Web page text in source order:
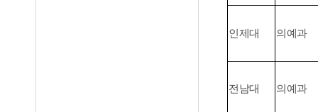
인제대 의예과
전남대 의예과